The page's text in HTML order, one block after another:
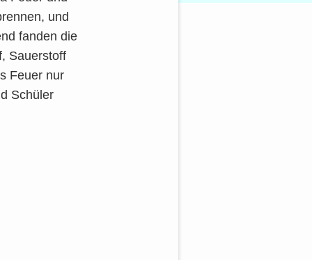
und
fan­den die
Sau­er­stoff
Feu­er nur
Schü­ler